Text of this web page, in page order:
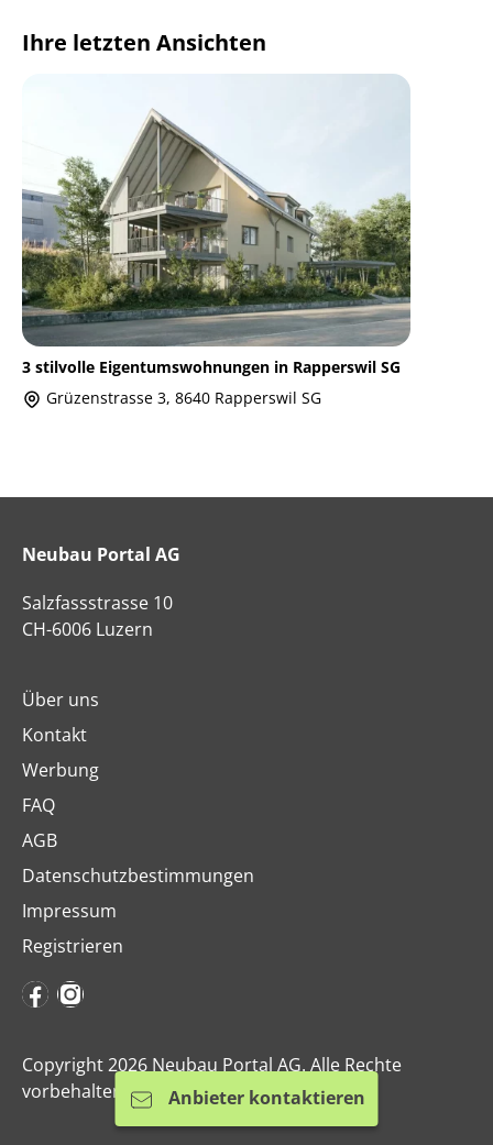
Ihre letzten Ansichten
3 stilvolle Eigentumswohnungen in Rapperswil SG
Grüzenstrasse 3, 8640 Rapperswil SG
Anbieter kontaktieren
Neubau Portal AG
Salzfassstrasse 10
CH-6006 Luzern
Über uns
Kontakt
Werbung
FAQ
AGB
Datenschutzbestimmungen
Impressum
Registrieren
Copyright 2026 Neubau Portal AG. Alle Rechte
vorbehalten.